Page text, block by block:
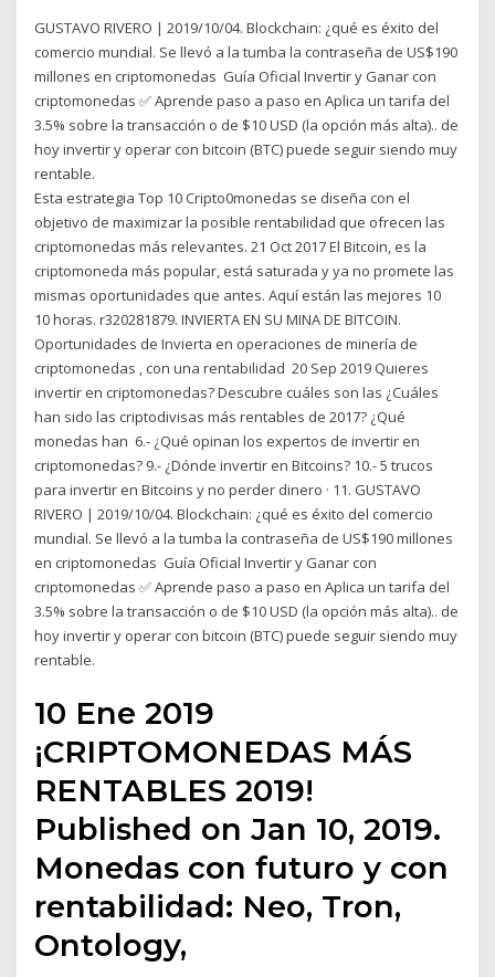
GUSTAVO RIVERO | 2019/10/04. Blockchain: ¿qué es éxito del
comercio mundial. Se llevó a la tumba la contraseña de US$190
millones en criptomonedas Guía Oficial Invertir y Ganar con
criptomonedas ✅ Aprende paso a paso en Aplica un tarifa del
3.5% sobre la transacción o de $10 USD (la opción más alta).. de
hoy invertir y operar con bitcoin (BTC) puede seguir siendo muy
rentable.
Esta estrategia Top 10 Cripto0monedas se diseña con el
objetivo de maximizar la posible rentabilidad que ofrecen las
criptomonedas más relevantes. 21 Oct 2017 El Bitcoin, es la
criptomoneda más popular, está saturada y ya no promete las
mismas oportunidades que antes. Aquí están las mejores 10
10 horas. r320281879. INVIERTA EN SU MINA DE BITCOIN.
Oportunidades de Invierta en operaciones de minería de
criptomonedas , con una rentabilidad 20 Sep 2019 Quieres
invertir en criptomonedas? Descubre cuáles son las ¿Cuáles
han sido las criptodivisas más rentables de 2017? ¿Qué
monedas han 6.- ¿Qué opinan los expertos de invertir en
criptomonedas? 9.- ¿Dónde invertir en Bitcoins? 10.- 5 trucos
para invertir en Bitcoins y no perder dinero · 11. GUSTAVO
RIVERO | 2019/10/04. Blockchain: ¿qué es éxito del comercio
mundial. Se llevó a la tumba la contraseña de US$190 millones
en criptomonedas Guía Oficial Invertir y Ganar con
criptomonedas ✅ Aprende paso a paso en Aplica un tarifa del
3.5% sobre la transacción o de $10 USD (la opción más alta).. de
hoy invertir y operar con bitcoin (BTC) puede seguir siendo muy
rentable.
10 Ene 2019
¡CRIPTOMONEDAS MÁS
RENTABLES 2019!
Published on Jan 10, 2019.
Monedas con futuro y con
rentabilidad: Neo, Tron,
Ontology,